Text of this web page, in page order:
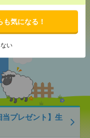
も気になる！
い
ブックマーク
プレゼント】生